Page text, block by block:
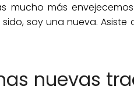
mucho más
soy una nueva.
nuevas